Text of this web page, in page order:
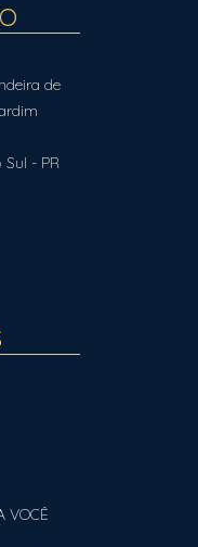
de
Sul - PR
VOCÊ